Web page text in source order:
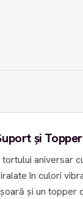
și
aniversar
în culori
și un topper